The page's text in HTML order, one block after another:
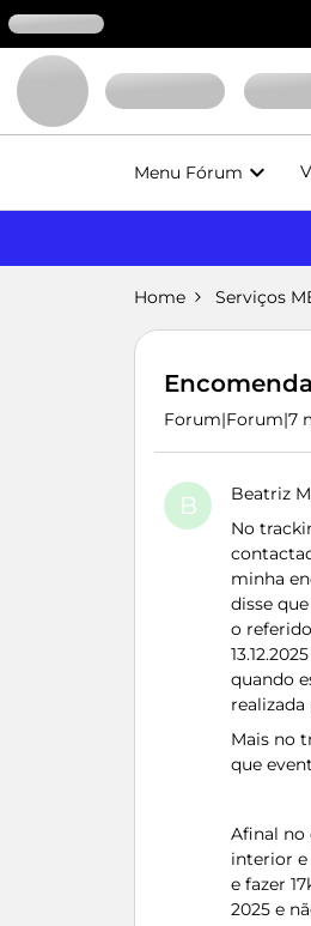
Menu Fórum
Home Serviços
Forum|Forum|7
B Beatriz
No
minha
disse
o
quando
realizada
Mais no
que
Afinal no
interior e
e fazer
2025 e